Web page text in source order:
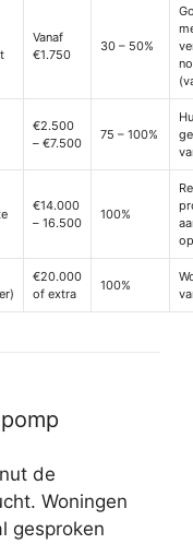
Vanaf
€1.750
30 – 50%
€2.500
– €7.500
75 – 100%
€14.000
– 16.500
100%
€20.000
of extra
100%
de
Woningen
gesproken